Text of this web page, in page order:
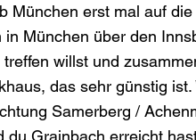
München erst mal auf
München über den
willst und
das sehr günstig
Samerberg /
du Grainbach erreicht